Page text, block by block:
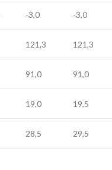
-3,0 -3,0
121,3 121,3
91,0 91,0
19,0 19,5
28,5 29,5